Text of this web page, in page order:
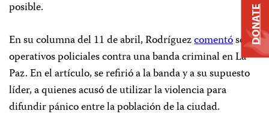
posible.
En su columna del 11 de abril, Rodríguezcomentósobre
operativos policiales contra una banda criminal en La
Paz. En el artículo, se refirió a la banda y a su supuesto
líder, a quienes acusó de utilizar la violencia para
difundir pánico entre la población de la ciudad.
DONATE